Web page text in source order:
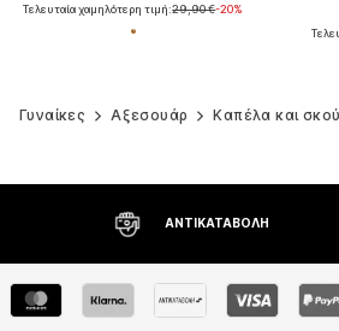
Τελευταία χαμηλότερη τιμή:29,90 €-20%
Γυναίκες Αξεσουάρ Καπέλα και
ΔΩΡΕΆΝ ΑΠΟΣΤΟΛΉ* ΚΑΙ
ΕΠΙΣΤΡΟΦΉ